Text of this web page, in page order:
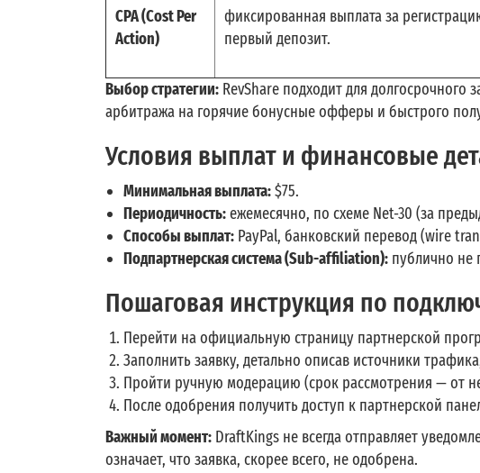
CPA (Cost Per
Action)
фиксированная выплата за
первый депозит.
Выбор стратегии: RevShare подходит для долгосрочного
арбитража на горячие бонусные офферы и быстрого
Условия выплат и финансовые
Минимальная выплата:$75.
Периодичность:ежемесячно, по схеме Net-30 (за
Способы выплат: PayPal, банковский перевод (wire
Подпартнерская система (Sub-affiliation): публично не
Пошаговая инструкция по
Перейти на официальную страницу партнерской
Заполнить заявку, детально описав источники
Пройти ручную модерацию (срок рассмотрения — от
После одобрения получить доступ к партнерской
Важный момент: DraftKings не всегда отправляет
означает, что заявка, скорее всего, не одобрена.